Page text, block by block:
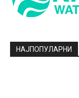
НАЈПОПУЛАРНИ